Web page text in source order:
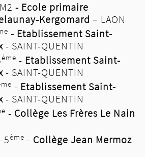
- Ecole primaire
Kergomard – LAON
- Etablissement Saint-
- SAINT-QUENTIN
ème - Etablissement Saint-
- SAINT-QUENTIN
- Etablissement Saint-
- SAINT-QUENTIN
- Collège Les Frères Le Nain
5ème - Collège Jean Mermoz